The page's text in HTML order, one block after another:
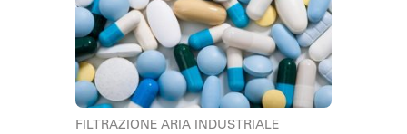
FILTRAZIONE ARIA INDUSTRIALE